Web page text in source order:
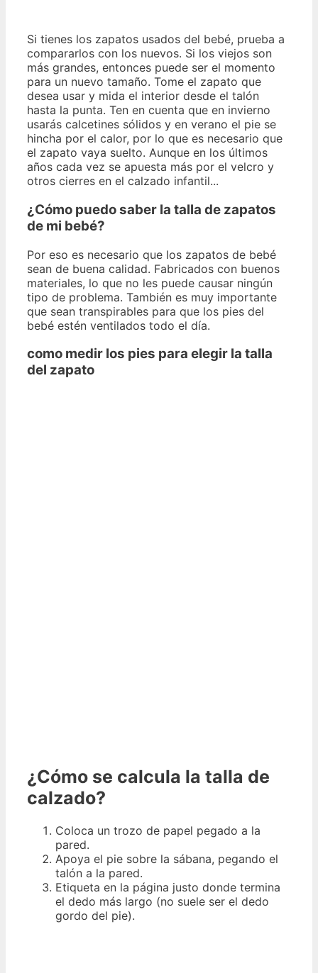
Si tienes los zapatos usados ​​del bebé, prueba a
compararlos con los nuevos. Si los viejos son
más grandes, entonces puede ser el momento
para un nuevo tamaño. Tome el zapato que
desea usar y mida el interior desde el talón
hasta la punta. Ten en cuenta que en invierno
usarás calcetines sólidos y en verano el pie se
hincha por el calor, por lo que es necesario que
el zapato vaya suelto. Aunque en los últimos
años cada vez se apuesta más por el velcro y
otros cierres en el calzado infantil...
¿Cómo puedo saber la talla de zapatos
de mi bebé?
Por eso es necesario que los zapatos de bebé
sean de buena calidad. Fabricados con buenos
materiales, lo que no les puede causar ningún
tipo de problema. También es muy importante
que sean transpirables para que los pies del
bebé estén ventilados todo el día.
como medir los pies para elegir la talla
del zapato
¿Cómo se calcula la talla de
calzado?
Coloca un trozo de papel pegado a la
pared.
Apoya el pie sobre la sábana, pegando el
talón a la pared.
Etiqueta en la página justo donde termina
el dedo más largo (no suele ser el dedo
gordo del pie).